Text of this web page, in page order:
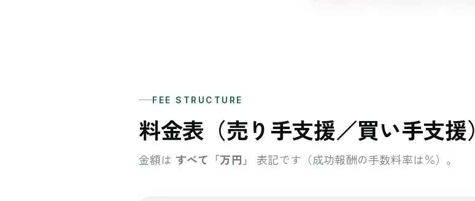
FEE STRUCTURE
料金表（売り手支援／買い手支援）
金額は すべて「万円」 表記です（成功報酬の手数料率は％）。